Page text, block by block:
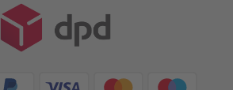
Zahlungsarten